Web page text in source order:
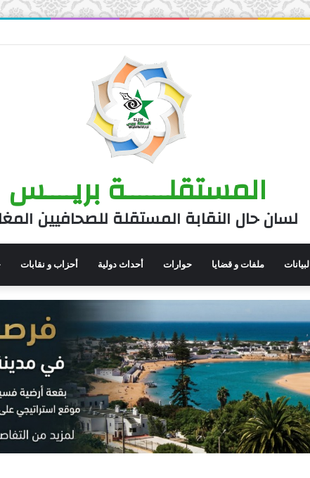
المستقلــــــة بريــــس
لسان حال النقابة المستقلة للصحافيين
البيانات ملفات و قضايا حوارات أحداث دولية أحزاب و نقابات